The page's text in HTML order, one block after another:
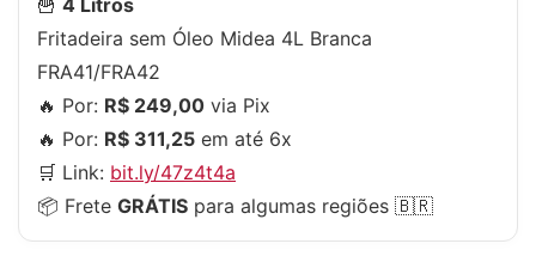
🍟 4 Litros
Fritadeira sem Óleo Midea 4L Branca
FRA41/FRA42
🔥 Por: R$ 249,00 via Pix
🔥 Por: R$ 311,25 em até 6x
🛒 Link: bit.ly/47z4t4a
📦 Frete GRÁTIS para algumas regiões 🇧🇷